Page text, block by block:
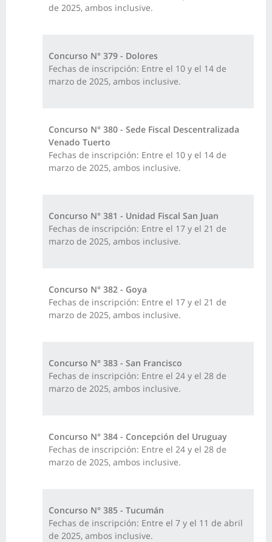
de 2025, ambos inclusive.
Concurso N° 379 - Dolores
Fechas de inscripción: Entre el 10 y el 14 de
marzo de 2025, ambos inclusive.
Concurso N° 380 - Sede Fiscal Descentralizada
Venado Tuerto
Fechas de inscripción: Entre el 10 y el 14 de
marzo de 2025, ambos inclusive.
Concurso N° 381 - Unidad Fiscal San Juan
Fechas de inscripción: Entre el 17 y el 21 de
marzo de 2025, ambos inclusive.
Concurso N° 382 - Goya
Fechas de inscripción: Entre el 17 y el 21 de
marzo de 2025, ambos inclusive.
Concurso N° 383 - San Francisco
Fechas de inscripción: Entre el 24 y el 28 de
marzo de 2025, ambos inclusive.
Concurso N° 384 - Concepción del Uruguay
Fechas de inscripción: Entre el 24 y el 28 de
marzo de 2025, ambos inclusive.
Concurso N° 385 - Tucumán
Fechas de inscripción: Entre el 7 y el 11 de abril
de 2025, ambos inclusive.